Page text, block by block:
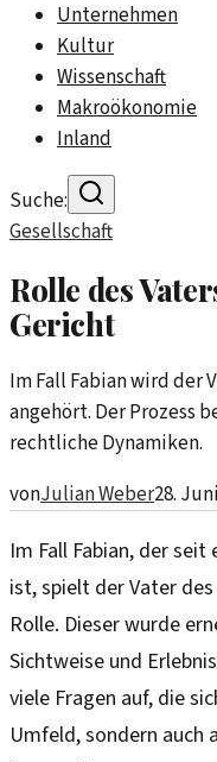
Unternehmen
Kultur
Wissenschaft
Makroökonomie
Inland
Suche:
Gesellschaft
Rolle des
Gericht
Im Fall Fabian wird der
angehört. Der Prozess
rechtliche Dynamiken.
vonJulian Weber28.
Im Fall Fabian, der
ist, spielt der Vater
Rolle. Dieser wurde
Sichtweise und
viele Fragen auf, die
Umfeld, sondern auch